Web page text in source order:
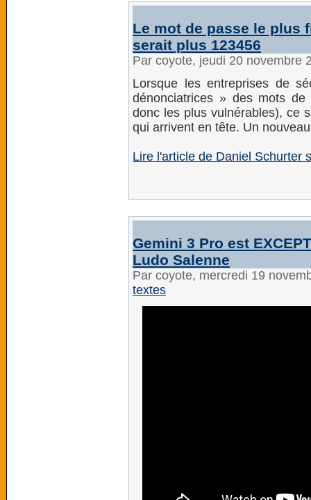
Le mot de passe le plus
serait plus 123456
Par coyote, jeudi 20 novembre
Lorsque les entreprises de
dénonciatrices » des mots
donc les plus vulnérables), ce
qui arrivent en tête. Un
Lire l'article de Daniel Schurter
Gemini 3 Pro est
Ludo Salenne
Par coyote, mercredi 19
textes